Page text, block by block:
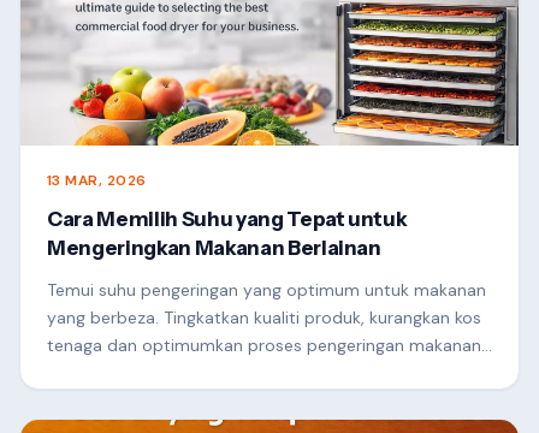
13 MAR, 2026
Cara Memilih Suhu yang Tepat untuk
Mengeringkan Makanan Berlainan
Temui suhu pengeringan yang optimum untuk makanan
yang berbeza. Tingkatkan kualiti produk, kurangkan kos
tenaga dan optimumkan proses pengeringan makanan